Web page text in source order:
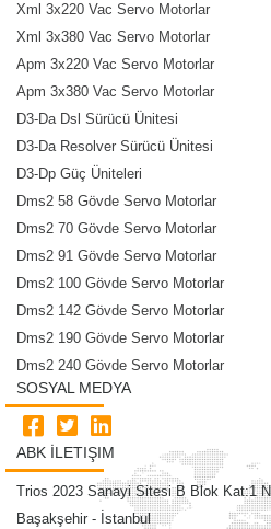
Xml 3x220 Vac Servo Motorlar
Xml 3x380 Vac Servo Motorlar
Apm 3x220 Vac Servo Motorlar
Apm 3x380 Vac Servo Motorlar
D3-Da Dsl Sürücü Ünitesi
D3-Da Resolver Sürücü Ünitesi
D3-Dp Güç Üniteleri
Dms2 58 Gövde Servo Motorlar
Dms2 70 Gövde Servo Motorlar
Dms2 91 Gövde Servo Motorlar
Dms2 100 Gövde Servo Motorlar
Dms2 142 Gövde Servo Motorlar
Dms2 190 Gövde Servo Motorlar
Dms2 240 Gövde Servo Motorlar
SOSYAL MEDYA
ABK İLETIŞIM
Trios 2023 Sanayi Sitesi B Blok Kat:1
Başakşehir - İstanbul